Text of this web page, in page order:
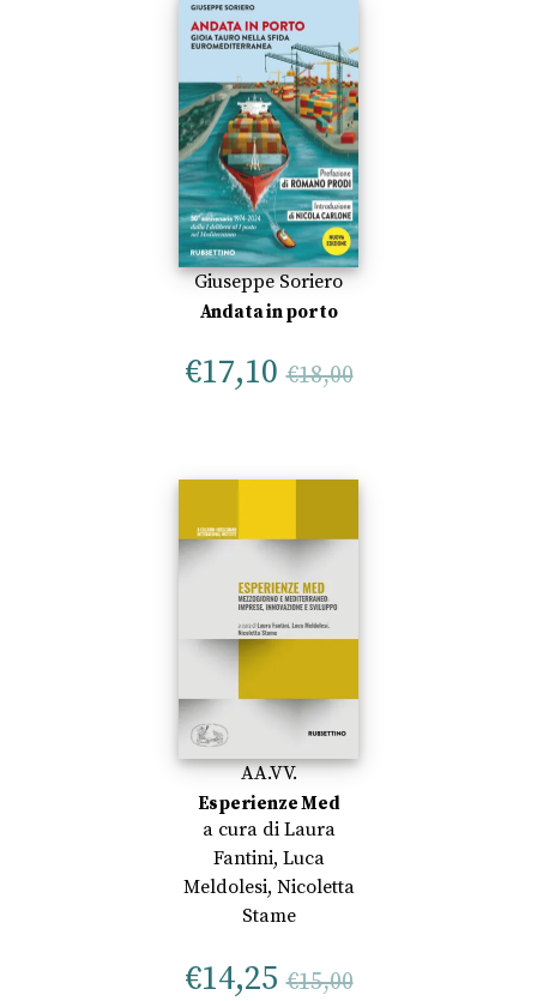
Giuseppe Soriero
Andata in porto
€17,10 €18,00
AA.VV.
Esperienze Med
a cura di Laura
Fantini, Luca
Meldolesi, Nicoletta
Stame
€14,25 €15,00